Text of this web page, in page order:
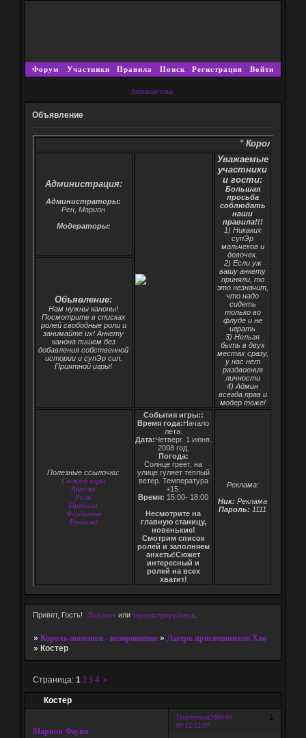
Форум Участники Правила Поиск Регистрация Войти
Активные темы
Объявление
° Король шаманов -
Администрация:
Администраторы:
Рен, Марион
Модераторы:
Уважаемые
участники
и гости:
Большая
просьба
соблюдать
наши
правила!!!
1) Никаких
супЭр
мальчеков и
девочек.
2) Если уж
вашу анкету
приняли, то
это незначит,
что надо
сидеть
только во
флуде и не
играть
3) Нельзя
быть в двух
местах сразу,
у нас нет
раздвоения
личности
4) Админ
всегда прав и
модер тоже!
Объявление:
Нам нужны каноны!
Посмотрите в списках
ролей свободные роли и
занимайте их! Анкету
канона пишем без
добавления собственной
истории и супЭр сил.
Приятной игры!
Полезные ссылочки:
Сюжет игры
Анкета
Роли
Правила
Флудильня
Реклама
События игры::
Время года:Начало
лета.
Дата:Четверг. 1 июня.
2008 год.
Погода:
Солнце греет, на
улице гуляет теплый
ветер. Температура
+15.
Время: 15:00- 18:00
Несмотрите на
главную станицу,
новенькие!
Смотрим список
ролей и заполняем
анкеты!Сюжет
интересный и
ролей на всех
хватит!
Реклама:
Ник:Реклама
Пароль: 1111
Привет, Гость! Войдите илизарегистрируйтесь
» Король шаманов - возвращение » Лагерь приспешников Хао
» Костер
Костер
Страница: 1 2 3 4 »
Поделиться 1
2008-03-
09 12:12:07
Марион Фауна